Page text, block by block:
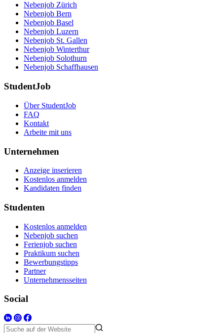
Nebenjob Zürich
Nebenjob Bern
Nebenjob Basel
Nebenjob Luzern
Nebenjob St. Gallen
Nebenjob Winterthur
Nebenjob Solothurn
Nebenjob Schaffhausen
StudentJob
Über StudentJob
FAQ
Kontakt
Arbeite mit uns
Unternehmen
Anzeige inserieren
Kostenlos anmelden
Kandidaten finden
Studenten
Kostenlos anmelden
Nebenjob suchen
Ferienjob suchen
Praktikum suchen
Bewerbungstipps
Partner
Unternehmensseiten
Social